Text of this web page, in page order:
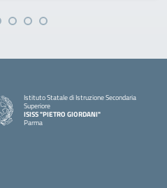
Istituto Statale di Istruzione Secondaria
Superiore
ISISS "PIETRO GIORDANI"
Parma